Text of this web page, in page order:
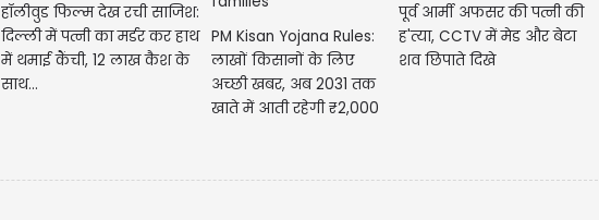
हॉलीवुड फिल्म देख रची साजिश:
दिल्ली में पत्नी का मर्डर कर हाथ
में थमाई कैंची, 12 लाख कैश के
साथ...
PM Kisan Yojana Rules:
लाखों किसानों के लिए
अच्छी खबर, अब 2031 तक
खाते में आती रहेगी ₹2,000
पूर्व आर्मी अफसर की पत्नी की
ह'त्या, CCTV में मेड और बेटा
शव छिपाते दिखे